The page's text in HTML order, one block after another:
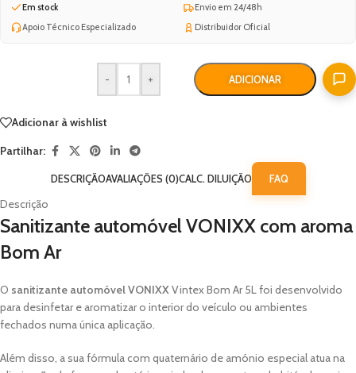
Em stock
Envio em 24/48h
Apoio Técnico Especializado
Distribuidor Oficial
- + ADICIONAR
Adicionar à wishlist
Partilhar:
DESCRIÇÃOAVALIAÇÕES (0)CALC. DILUIÇÃO FAQ
Descrição
Sanitizante automóvel VONIXX com aroma
Bom Ar
O sanitizante automóvel VONIXX Vintex Bom Ar 5L foi desenvolvido
para desinfetar e aromatizar o interior do veículo ou ambientes
fechados numa única aplicação.
Além disso, a sua fórmula com quaternário de amónio especial atua na